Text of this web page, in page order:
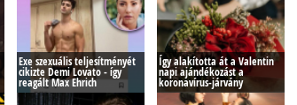
Exe szexuális teljesítményét
cikizte Demi Lovato - így
reagált Max Ehrich
Így alakította át a Valentin
napi ajándékozást a
koronavírus-járvány